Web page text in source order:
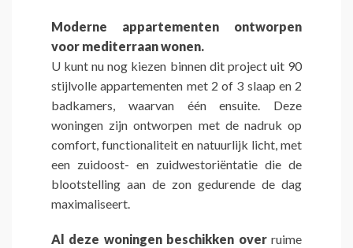
Moderne appartementen ontworpen
voor mediterraan wonen.
U kunt nu nog kiezen binnen dit project uit 90
stijlvolle appartementen met 2 of 3 slaap en 2
badkamers, waarvan één ensuite. Deze
woningen zijn ontworpen met de nadruk op
comfort, functionaliteit en natuurlijk licht, met
een zuidoost- en zuidwestoriëntatie die de
blootstelling aan de zon gedurende de dag
maximaliseert.
Al deze woningen beschikken overruime